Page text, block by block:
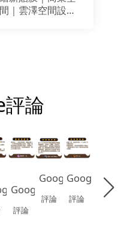
間｜雲澤空間設計
論
Google
評論
Google
評論
Google
評論